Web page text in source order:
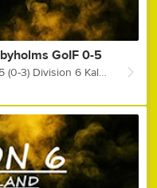
GoIF 0-5
Läckeby GoIF - Ljungbyholms GoIF 0-5 (0-3) Division 6 Kalmar / Öland Målskyttar: 0-1, (4) - Erik Olsson 0-2, (10) - Anton Fransson 0-3, (31) - Självmål 0-4, (76) - Anton Karlsson 0-5, (89) - Jonathan Johansson Gula kort: Olle Karlsson Matchens lirare: Noah Sporre Kommentar ifrån assisterande tränare Peter Engman: " - I första halvlek är vi inte riktigt där känns det som, samtidigt som Ljungbyholm gör det väldigt bra, det kan man absolut inte ta ifrån dom.. Det känns nästan stundtals som att Ljungbyholm spelar med en spelare mer på planen till å med, för de är verkligen överallt och vi kommer ingenstans! I andra halvlek är vi bättre med i matchen, men om det är för att Ljungbyholm tar det lite lugnare eller om vi spelar upp oss låter jag vara osagt, men spelmässigt ser det iallafall betydligt bättre ut i andra halvlek! Det är svårt att vinna fotbollsmatcher när man bjuder på så många mål som vi gör i den här matchen, samtidigt som vi offensivt inte skapar så mycket under matchen, så segern för Ljungbyholm är verkligen inget att diskutera! Segersiffrorna är lite för stora dock, men totalt sett får vi ju helt enkelt bara erkänna att Ljungbyholm är bättre än oss idag! "